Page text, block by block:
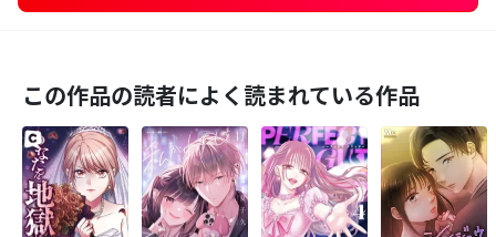
この作品の読者によく読まれている作品